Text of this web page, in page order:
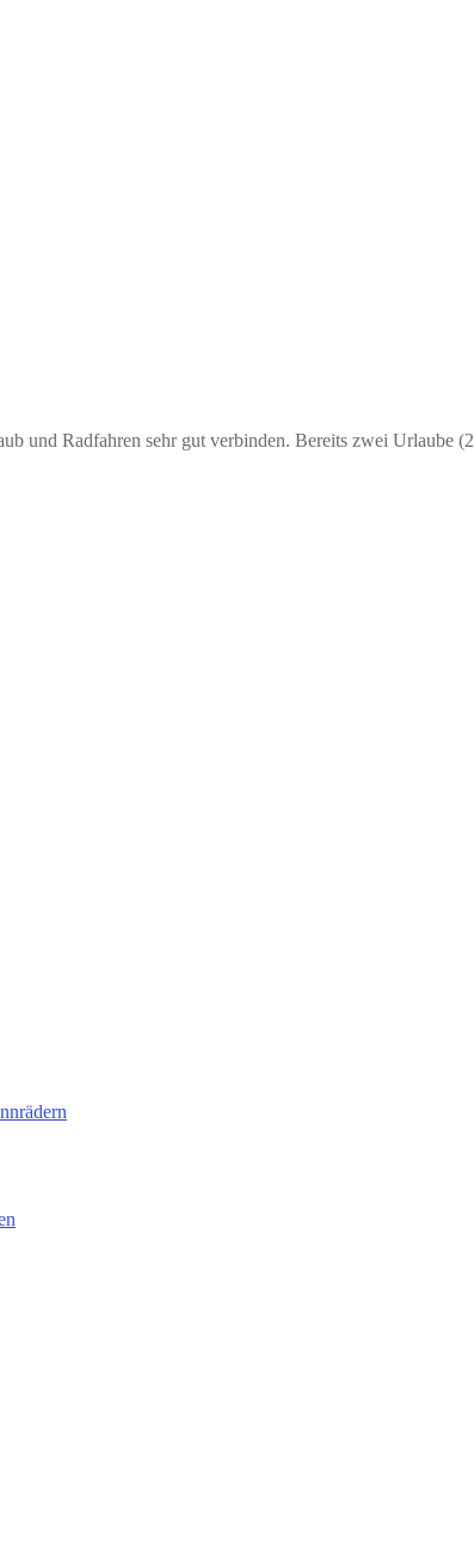
und Radfahren sehr gut verbinden. Bereits zwei Urlaube